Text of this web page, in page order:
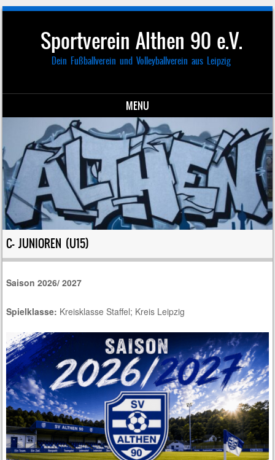
Sportverein Althen 90 e.V.
Dein Fußballverein und Volleyballverein aus Leipzig
MENU
Skip to content
C- JUNIOREN (U15)
Saison 2026/ 2027
Spielklasse: Kreisklasse Staffel; Kreis Leipzig